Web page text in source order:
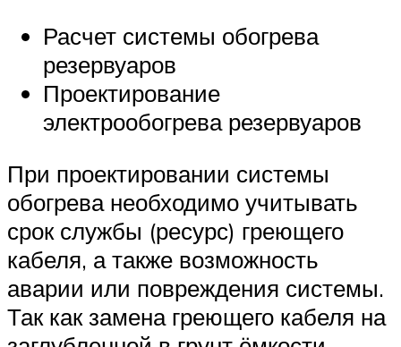
Расчет системы обогрева
резервуаров
Проектирование
электрообогрева резервуаров
При проектировании системы
обогрева необходимо учитывать
срок службы (ресурс) греющего
кабеля, а также возможность
аварии или повреждения системы.
Так как замена греющего кабеля на